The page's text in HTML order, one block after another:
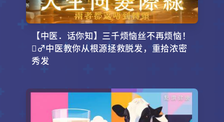
【中医．话你知】三千烦恼丝不再烦恼！
‍♂️中医教你从根源拯救脱发，重拾浓密
秀发